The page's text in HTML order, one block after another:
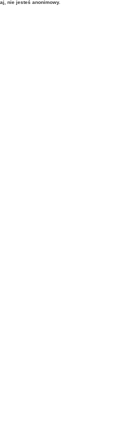
nie jesteś anonimowy.